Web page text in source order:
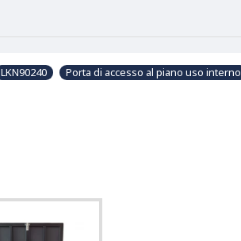
LKN90240 Porta di accesso al piano uso interno